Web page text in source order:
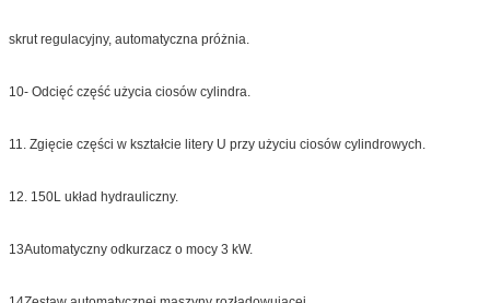
skrut regulacyjny, automatyczna próżnia.
10- Odcięć część użycia ciosów cylindra.
11. Zgięcie części w kształcie litery U przy użyciu ciosów cylindrowych.
12. 150L układ hydrauliczny.
13Automatyczny odkurzacz o mocy 3 kW.